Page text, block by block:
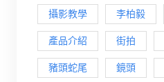
攝影教學 李柏毅
產品介紹 街拍
豬頭蛇尾 鏡頭